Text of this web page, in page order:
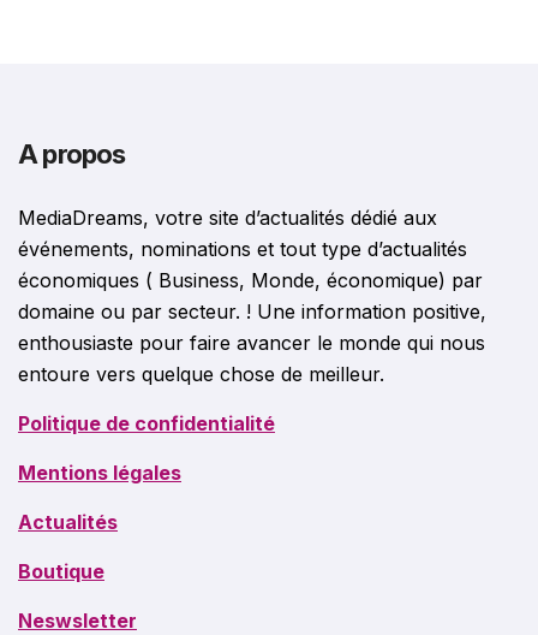
A propos
MediaDreams, votre site d’actualités dédié aux
événements, nominations et tout type d’actualités
économiques ( Business, Monde, économique) par
domaine ou par secteur. ! Une information positive,
enthousiaste pour faire avancer le monde qui nous
entoure vers quelque chose de meilleur.
Politique de confidentialité
Mentions légales
Actualités
Boutique
Neswsletter